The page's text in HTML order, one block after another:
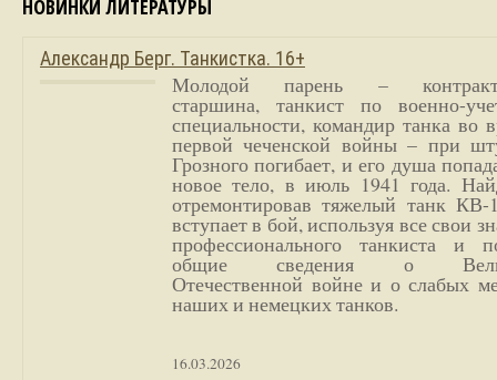
НОВИНКИ ЛИТЕРАТУРЫ
Александр Берг. Танкистка. 16+
Молодой парень –
старшина, танкист по военно-
специальности, командир танка во
первой чеченской войны – при
Грозного погибает, и его душа
новое тело, в июль 1941 года.
отремонтировав тяжелый танк
вступает в бой, используя все свои
профессионального танкиста и
общие сведения о
Отечественной войне и о слабых
наших и немецких танков.
16.03.2026